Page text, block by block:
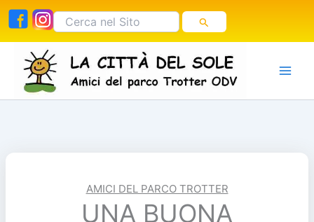
Vai
contenuto
Cerca:
AMICI DEL PARCO TROTTER
UNA BUONA